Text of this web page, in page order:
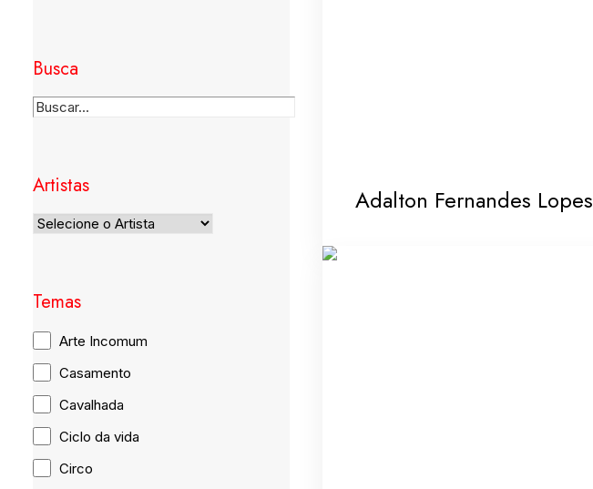
Busca
Artistas
Temas
Arte Incomum
Casamento
Cavalhada
Ciclo da vida
Circo
Adalton Fernandes Lopes